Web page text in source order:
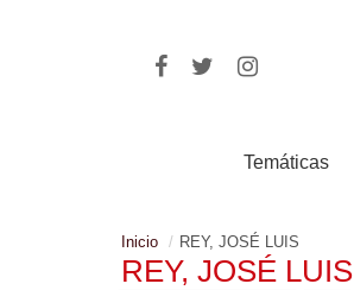
Temáticas
Inicio REY, JOSÉ LUIS
REY, JOSÉ LUIS